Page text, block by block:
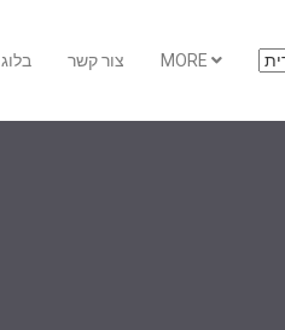
בלוג צור קשר MORE